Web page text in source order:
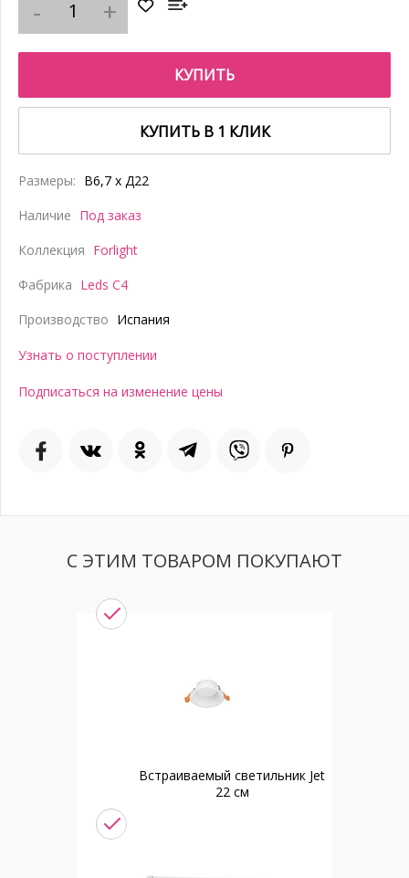
КУПИТЬ
КУПИТЬ В 1 КЛИК
Размеры: В6,7 x Д22
Наличие Под заказ
Коллекция Forlight
Фабрика Leds C4
Производство Испания
Узнать о поступлении
Подписаться на изменение цены
С ЭТИМ ТОВАРОМ ПОКУПАЮТ
Встраиваемый светильник Jet
22 см